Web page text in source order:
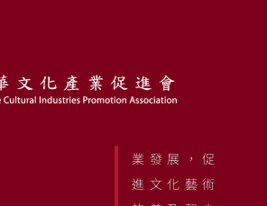
業發展，促
進文化藝術